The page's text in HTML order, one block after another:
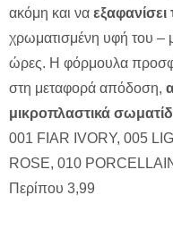
ακόμη και να εξαφανίσει
χρωματισμένη υφή του –
ώρες. Η φόρμουλα
στη μεταφορά απόδοση,
μικροπλαστικά
001 FIAR IVORY, 005
ROSE, 010
Περίπου 3,99